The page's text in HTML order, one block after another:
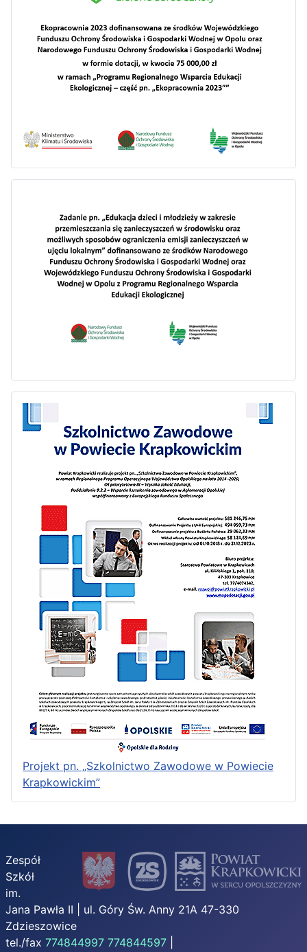
Projekt pn. „Szkolnictwo Zawodowe w Powiecie
Krapkowickim”
Zespół
Szkół
im.
Jana Pawła II | ul. Góry Św. Anny 21A 47-330
Zdzieszowice
tel./fax 774844997 774844597